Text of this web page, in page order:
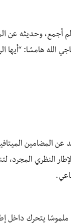
أجمع، وحديثه عن
الله هامسًا: “أيها
عن المضامين
النظري
ملموسًا يتحرك داخل